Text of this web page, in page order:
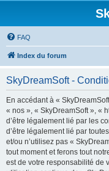
FAQ
Index du forum
SkyDreamSoft -
En accédant à «
« nos », « SkyDreamSoft », «
d’être légalement lié par les
d’être légalement lié par
et/ou n’utilisez pas «
tout moment et ferons tout
est de votre responsabilité de